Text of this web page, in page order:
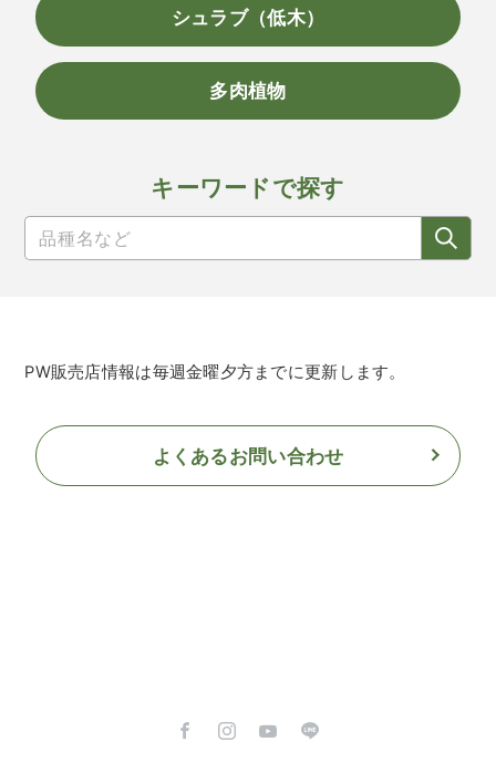
シュラブ（低木）
多肉植物
キーワードで探す
PW販売店情報は毎週金曜夕方までに更新します。
よくあるお問い合わせ